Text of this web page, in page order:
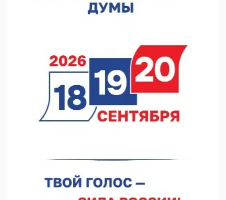
покраской телебашни
07.08.2026 11:20
В автобусах Арзамаса устанавливают терминалы оплаты
07.08.2026 11:03